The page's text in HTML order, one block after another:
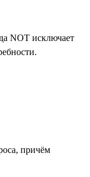
NOT исключает
причём